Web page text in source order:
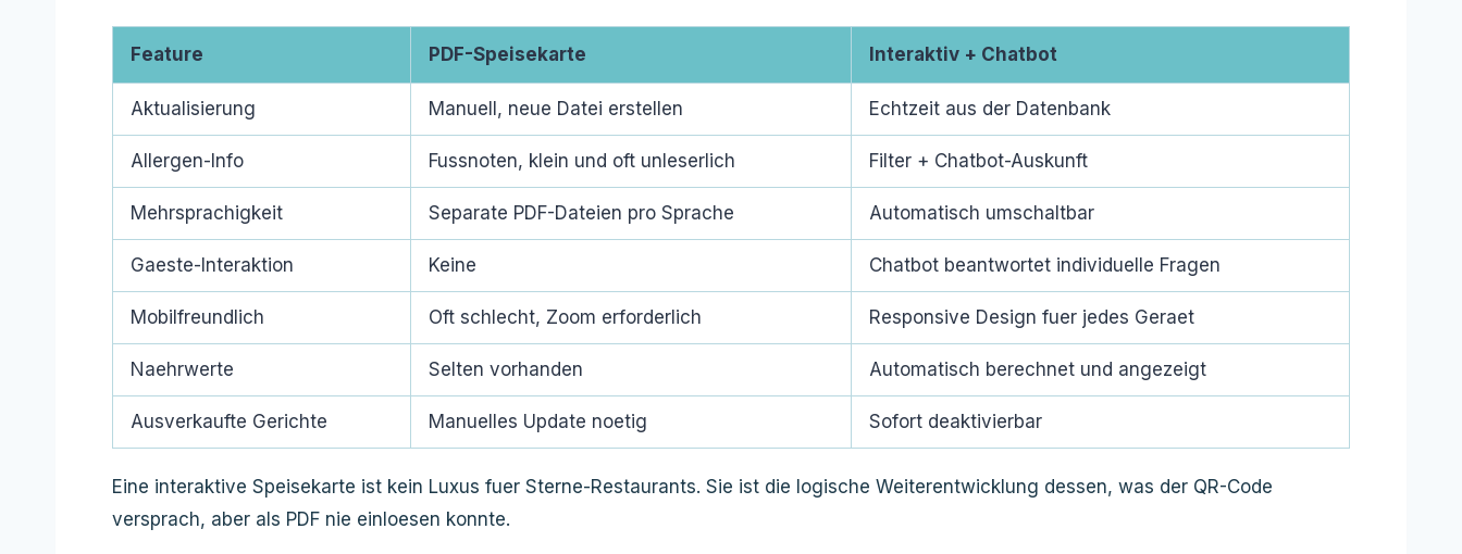
Feature PDF-Speisekarte Interaktiv + Chatbot
Aktualisierung Manuell, neue Datei erstellen Echtzeit aus der Datenbank
Allergen-Info Fussnoten, klein und oft unleserlich Filter + Chatbot-Auskunft
Mehrsprachigkeit Separate PDF-Dateien pro Sprache Automatisch umschaltbar
Gaeste-Interaktion Keine Chatbot beantwortet individuelle Fragen
Mobilfreundlich Oft schlecht, Zoom erforderlich Responsive Design fuer jedes Geraet
Naehrwerte Selten vorhanden Automatisch berechnet und angezeigt
Ausverkaufte Gerichte Manuelles Update noetig Sofort deaktivierbar
Eine interaktive Speisekarte ist kein Luxus fuer Sterne-Restaurants. Sie ist die logische Weiterentwicklung dessen, was der QR-Code
versprach, aber als PDF nie einloesen konnte.